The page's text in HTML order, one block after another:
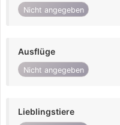
Nicht angegeben
Ausflüge
Nicht angegeben
Lieblingstiere